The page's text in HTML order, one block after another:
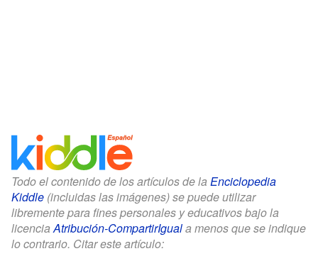
Todo el contenido de los artículos de la Enciclopedia
Kiddle (incluidas las imágenes) se puede utilizar
libremente para fines personales y educativos bajo la
licenciaAtribución-CompartirIguala menos que se indique
lo contrario. Citar este artículo: